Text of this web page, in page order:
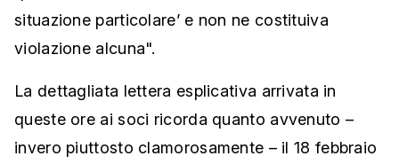
situazione particolare’ e non ne costituiva
violazione alcuna".
La dettagliata lettera esplicativa arrivata in
queste ore ai soci ricorda quanto avvenuto –
invero piuttosto clamorosamente – il 18 febbraio